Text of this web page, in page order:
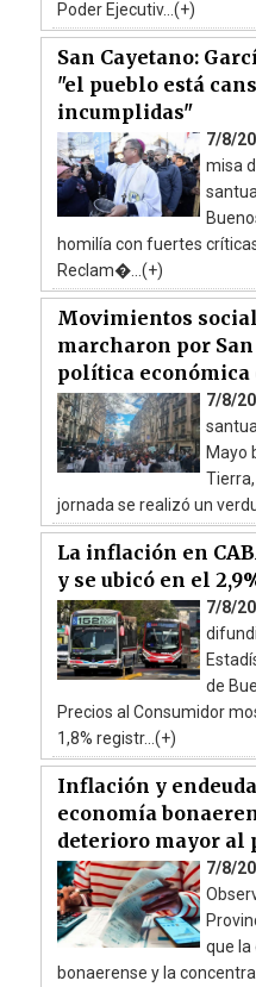
Poder Ejecutiv...(+)
San Cayetano:
"el pueblo está
incumplidas"
7/8/
misa
homilía con fuertes
Reclam�...(+)
Movimientos
marcharon por
política económica
7/8/
Mayo
jornada se realizó un
La inflación en
y se ubicó en el
7/8/
de
Precios al Consumidor
1,8% registr...(+)
Inflación y
economía
deterioro mayor al
7/8/
que
bonaerense y la